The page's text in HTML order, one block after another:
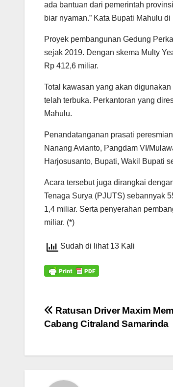
ada bantuan dari pemerintah
biar nyaman.” Kata Bupati Mahulu
Proyek pembangunan Gedung
sejak 2019. Dengan skema Multy
Rp 412,6 miliar.
Total kawasan yang akan
telah terbuka. Perkantoran yang
Mahulu.
Penandatanganan prasati
Nanang Avianto, Pangdam VI/
Harjosusanto, Bupati, Wakil Bupati
Acara tersebut juga dirangkai
Tenaga Surya (PJUTS) sebannyak
1,4 miliar. Serta penyerahan
miliar. (*)
Sudah di lihat 13 Kali
Navigasi
Ratusan Driver Maxim
Cabang Citraland Samarinda